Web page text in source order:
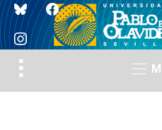
blueskyfacebook
instagram
Toggle
sidebar